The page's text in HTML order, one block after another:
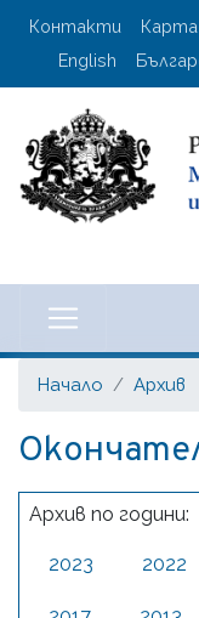
User
Контакти
English
Начало Архив
Архив по години:
2023 2022